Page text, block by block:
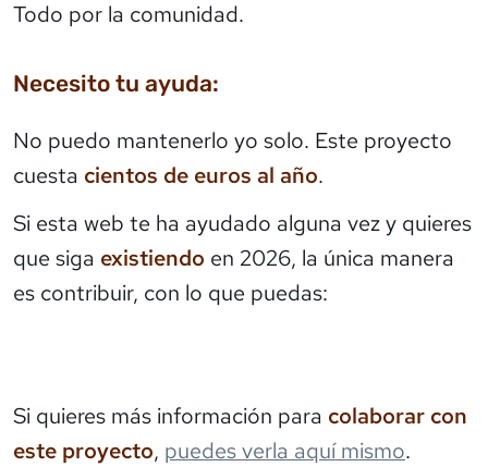
Todo por la comunidad.
Necesito tu ayuda:
No puedo mantenerlo yo solo. Este proyecto
cuesta cientos de euros al año.
Si esta web te ha ayudado alguna vez y quieres
que siga existiendo en 2026, la única manera
es contribuir, con lo que puedas:
Si quieres más información para colaborar con
este proyecto, puedes verla aquí mismo.